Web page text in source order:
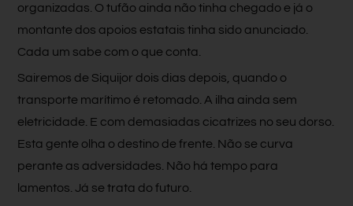
organizadas. O tufão ainda não tinha chegado e já o
montante dos apoios estatais tinha sido anunciado.
Cada um sabe com o que conta.
Sairemos de Siquijor dois dias depois, quando o
transporte marítimo é retomado. A ilha ainda sem
eletricidade. E com demasiadas cicatrizes no seu dorso.
Esta gente olha o destino de frente. Não se curva
perante as adversidades. Não há tempo para
lamentos. Já se trata do futuro.